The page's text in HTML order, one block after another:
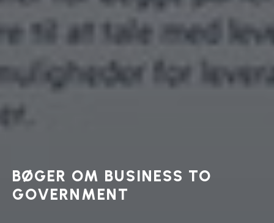
BØGER OM BUSINESS TO
GOVERNMENT